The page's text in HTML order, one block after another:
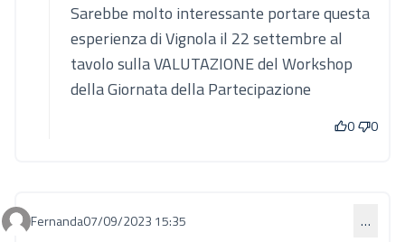
Sarebbe molto interessante portare questa
esperienza di Vignola il 22 settembre al
tavolo sulla VALUTAZIONE del Workshop
della Giornata della Partecipazione
0 0
Commento 850
Fernanda07/09/2023 15:35 …